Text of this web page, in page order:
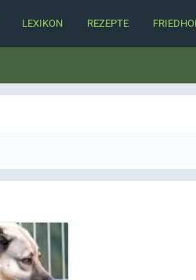
LEXIKON REZEPTE